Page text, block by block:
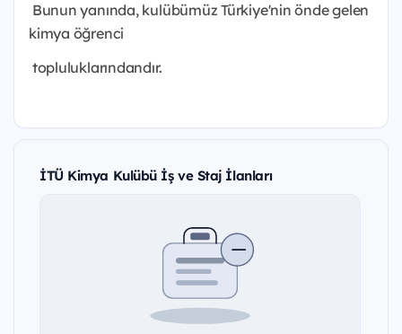
Bunun yanında, kulübümüz Türkiye'nin önde gelen
kimya öğrenci
topluluklarındandır.
İTÜ Kimya Kulübü İş ve Staj İlanları